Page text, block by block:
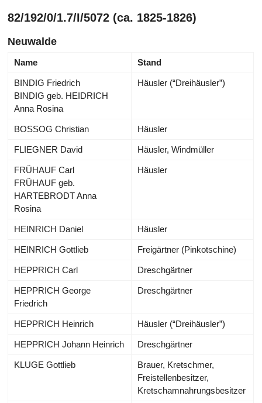
82/192/0/1.7/I/5072 (ca. 1825-1826)
Neuwalde
Name Stand
BINDIG Friedrich
BINDIG geb. HEIDRICH
Anna Rosina
Häusler (“Dreihäusler”)
BOSSOG Christian Häusler
FLIEGNER David Häusler, Windmüller
FRÜHAUF Carl
FRÜHAUF geb.
HARTEBRODT Anna
Rosina
Häusler
HEINRICH Daniel Häusler
HEINRICH Gottlieb Freigärtner (Pinkotschine)
HEPPRICH Carl Dreschgärtner
HEPPRICH George
Friedrich
Dreschgärtner
HEPPRICH Heinrich Häusler (“Dreihäusler”)
HEPPRICH Johann Heinrich Dreschgärtner
KLUGE Gottlieb
Brauer, Kretschmer,
Freistellenbesitzer,
Kretschamnahrungsbesitzer